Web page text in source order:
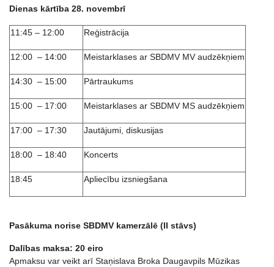
Dienas kārtība 28. novembrī
11:45 – 12:00 Reģistrācija
12:00 – 14:00 Meistarklases ar SBDMV MV audzēkņiem
14:30 – 15:00 Pārtraukums
15:00 – 17:00 Meistarklases ar SBDMV MS audzēkņiem
17:00 – 17:30 Jautājumi, diskusijas
18:00 – 18:40 Koncerts
18:45 Apliecību izsniegšana
Pasākuma norise SBDMV kamerzālē (II stāvs)
Dalības maksa: 20 eiro
Apmaksu var veikt arī Staņislava Broka Daugavpils Mūzikas